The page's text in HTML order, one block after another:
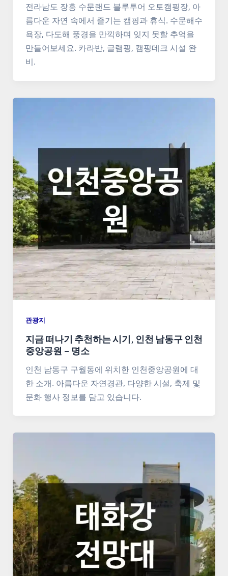
전라남도 장흥 수문랜드 블루투어 오토캠핑장, 아
름다운 자연 속에서 즐기는 캠핑과 휴식. 수문해수
욕장, 다도해 풍경을 만끽하며 잊지 못할 추억을
만들어보세요. 카라반, 글램핑, 캠핑데크 시설 완
비.
관광지
지금 떠나기 추천하는 시기, 인천 남동구 인천
중앙공원 – 명소
인천 남동구 구월동에 위치한 인천중앙공원에 대
한 소개. 아름다운 자연경관, 다양한 시설, 축제 및
문화 행사 정보를 담고 있습니다.